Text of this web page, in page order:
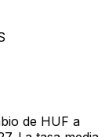
de HUF a